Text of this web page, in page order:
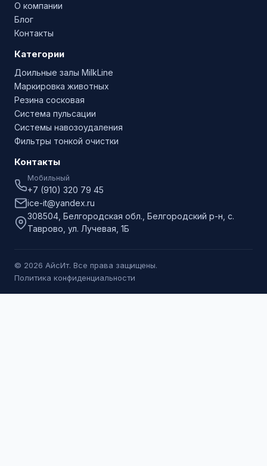
О компании
Блог
Контакты
Категории
Доильные залы MilkLine
Маркировка животных
Резина сосковая
Система пульсации
Системы навозоудаления
Фильтры тонкой очистки
Контакты
Мобильный
+7 (910) 320 79 45
ice-it@yandex.ru
308504, Белгородская обл., Белгородский р-н, с.
Таврово, ул. Лучевая, 1Б
© 2026 АйсИт. Все права защищены.
Политика конфиденциальности